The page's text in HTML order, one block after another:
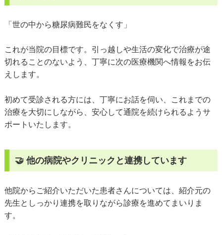
「世の中から糖尿病難民をなくす」
これが当院の目標です。引っ越しや生活の変化で治療が途
切れることのないよう、丁寧に次の医療機関へ情報をお伝
えします。
初めて受診される方には、丁寧にお話を伺い、これまでの
治療を大切にしながら、安心して通院を続けられるようサ
ポートいたします。
🤝 他の病院やクリニックと連携しています
他院からご紹介いただいた患者さんについては、紹介元の
先生としっかり連携を取りながら診療を進めてまいりま
す。